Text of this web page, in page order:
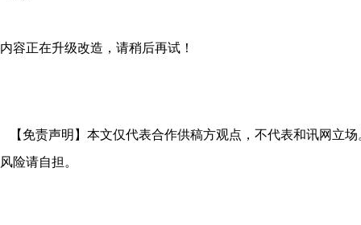
内容正在升级改造，请稍后再试！
【免责声明】本文仅代表合作供稿方观点，不代表和讯网立
风险请自担。